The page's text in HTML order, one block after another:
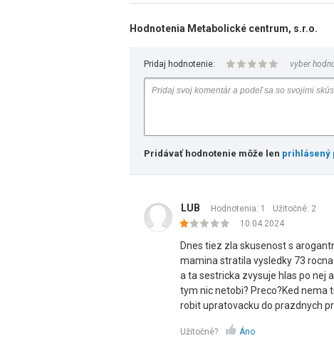
Hodnotenia Metabolické centrum, s.r.o.
Pridaj hodnotenie: vyber
Pridávať hodnotenie môže len prihlásený
LUB Hodnotenia: 1 Užitočné: 2
10.04.2024
Dnes tiez zla skusenost s
mamina stratila vysledky 73
a ta sestricka zvysuje hlas po nej
tym nic netobi? Preco?Ked nema
robit upratovacku do prazdnych
Užitočné? Áno